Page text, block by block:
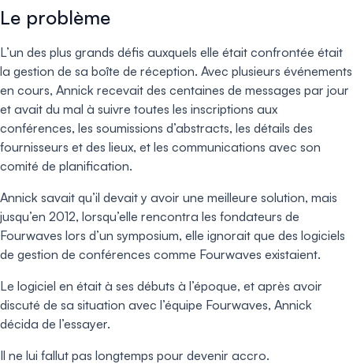
Le problème
L’un des plus grands défis auxquels elle était confrontée était
la gestion de sa boîte de réception. Avec plusieurs événements
en cours, Annick recevait des centaines de messages par jour
et avait du mal à suivre toutes les inscriptions aux
conférences, les soumissions d’abstracts, les détails des
fournisseurs et des lieux, et les communications avec son
comité de planification.
Annick savait qu’il devait y avoir une meilleure solution, mais
jusqu’en 2012, lorsqu’elle rencontra les fondateurs de
Fourwaves lors d’un symposium, elle ignorait que des logiciels
de gestion de conférences comme Fourwaves existaient.
Le logiciel en était à ses débuts à l’époque, et après avoir
discuté de sa situation avec l’équipe Fourwaves, Annick
décida de l’essayer.
Il ne lui fallut pas longtemps pour devenir accro.